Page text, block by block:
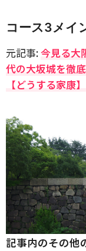
コース3メイ
元記事:今見る大
代の大坂城を徹
【どうする家康】
記事内のその他